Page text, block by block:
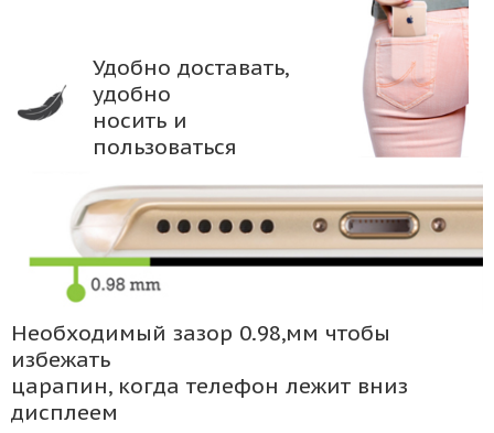
Удобно доставать,
удобно
носить и
пользоваться
Необходимый зазор 0.98,мм чтобы
избежать
царапин, когда телефон лежит вниз
дисплеем